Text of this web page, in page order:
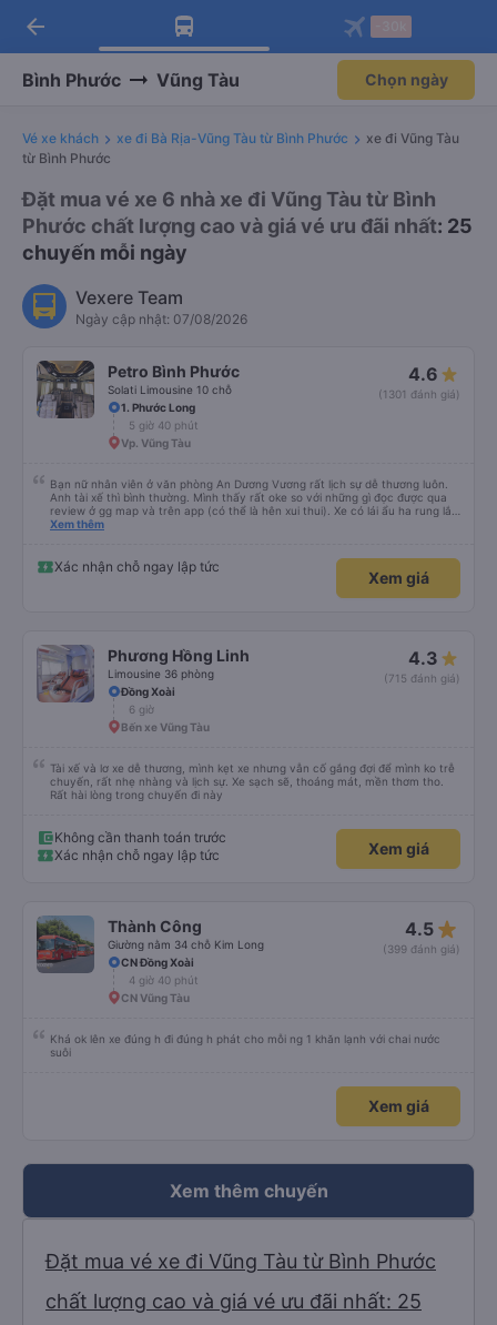
Tải app Vexere ngay!
Nhận ưu đãi thành viên độc
Mở app
Tải app Vexere
-30k/ghế khi đặt vé máy bay qua
Mở app
arrow_back
Bình Phước Vũng Tàu Chọn ngày
Vé xe khách xe đi Bà Rịa-Vũng Tàu từ Bình Phước
xe đi Vũng Tàu
từ Bình Phước
Đặt mua vé xe 6 nhà xe đi Vũng Tàu từ Bình
Phước chất lượng cao và giá vé ưu đãi nhất: 25
chuyến mỗi ngày
Vexere Team
Ngày cập nhật: 07/08/2026
Petro Bình Phước
Solati Limousine 10 chỗ
4.6
(1301 đánh giá)
1. Phước Long
5 giờ 40 phút
Vp. Vũng Tàu
Bạn nữ nhân viên ở văn phòng An Dương Vương rất lịch sự dễ thương luôn.
Anh tài xế thì bình thường. Mình thấy rất oke so với những gì đọc được qua
review ở gg map và trên app (có thể là hên xui thui). Xe có lái ẩu ha rung lắc
hay không thì cũng ko rõ tại mình say xe nên ngủ ko à
Xem thêm
Xác nhận chỗ ngay lập tức
Xem giá
Phương Hồng Linh
Limousine 36 phòng
4.3
(715 đánh giá)
Đồng Xoài
6 giờ
Bến xe Vũng Tàu
Tài xế và lơ xe dễ thương, mình kẹt xe nhưng vẫn cố gắng đợi để mình ko trễ
chuyến, rất nhẹ nhàng và lịch sự. Xe sạch sẽ, thoáng mát, mền thơm tho.
Rất hài lòng trong chuyến đi này
Không cần thanh toán trước
Xác nhận chỗ ngay lập tức
Xem giá
Thành Công
Giường nằm 34 chỗ Kim Long
4.5 star_rate
(399 đánh giá)
CN Đồng Xoài
4 giờ 40 phút
CN Vũng Tàu
Khá ok lên xe đúng h đi đúng h phát cho mỗi ng 1 khăn lạnh với chai nước
suôi
Xem giá
Xem thêm chuyến
Đặt mua vé xe đi Vũng Tàu từ Bình Phước
chất lượng cao và giá vé ưu đãi nhất: 25